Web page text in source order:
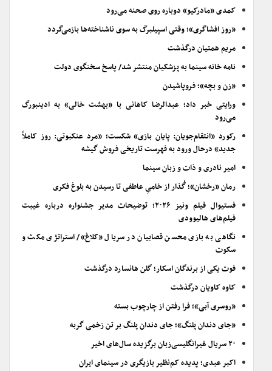
کمدی «مادرکیو» دوباره روی صحنه می‌رود
«روز افشاگری»؛ وقتی اسپیلبرگ به سوی ناشناخته‌ها بازمی‌گردد
مریم همتیان درگذشت
نامه خانه سینما به پزشکیان منتشر شد/ پاسخ سخنگوی دولت
«زن و بچه»؛ فروپاشیدن
ورایتی خبر داد؛ عبدالرضا کاهانی با «بهشت خالی» به ادینبورگ
می‌رود
رکورد «انتقام‌جویان: پایان بازی» شکست؛ «مرد عنکبوتی: روز کاملاً
جدید» درحال ورود به فهرست تاریخی فروش گیشه
امیر نادری و ذات و زبان سینما
رمان «رخشان»؛ گُذار از خامیِ عاطفی تا رسیدن به بلوغ فکری
فستیوال فیلم ونیز ۲۰۲۶؛ توضیحات مدیر جشنواره درباره غیبت
فیلم‌های هالیوودی
نگاهی به بازی محسن قصابیان در سریال «کلاغ»/ استراتژی مکث و
سکوت
فوت یکی از برندگان اسکار؛ گلن هانسارد درگذشت
کاوه کاویان درگذشت
«روسری آبی»؛ فرا رفتن از چارچوب بسته
«جای دندان پلنگ»؛ جای دندان پلنگ بر تن زخمی گربه
۲۰ سریال غیرانگلیسی‌زبان برگزیده سال‌های اخیر
اکبر عبدی؛ پدیده کم‌نظیر بازیگری در سینمای ایران